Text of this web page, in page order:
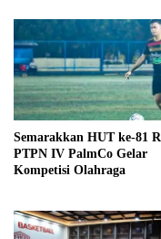
Semarakkan HUT ke-81
PTPN IV PalmCo Gelar
Kompetisi Olahraga